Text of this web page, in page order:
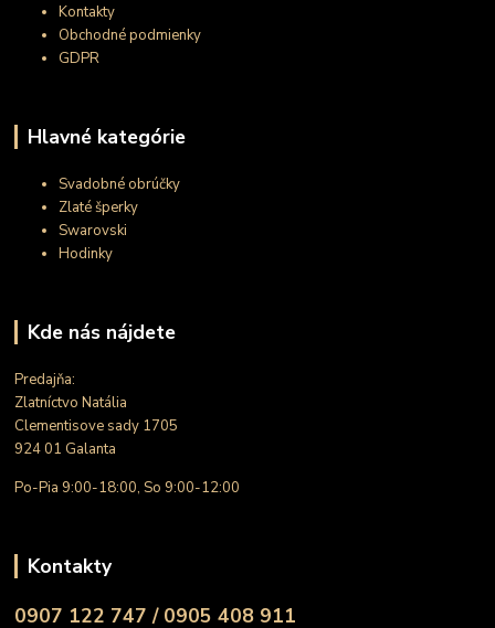
Kontakty
Obchodné podmienky
GDPR
Hlavné kategórie
Svadobné obrúčky
Zlaté šperky
Swarovski
Hodinky
Kde nás nájdete
Predajňa:
Zlatníctvo Natália
Clementisove sady 1705
924 01 Galanta
Po-Pia 9:00-18:00, So 9:00-12:00
Kontakty
0907 122 747 / 0905 408 911